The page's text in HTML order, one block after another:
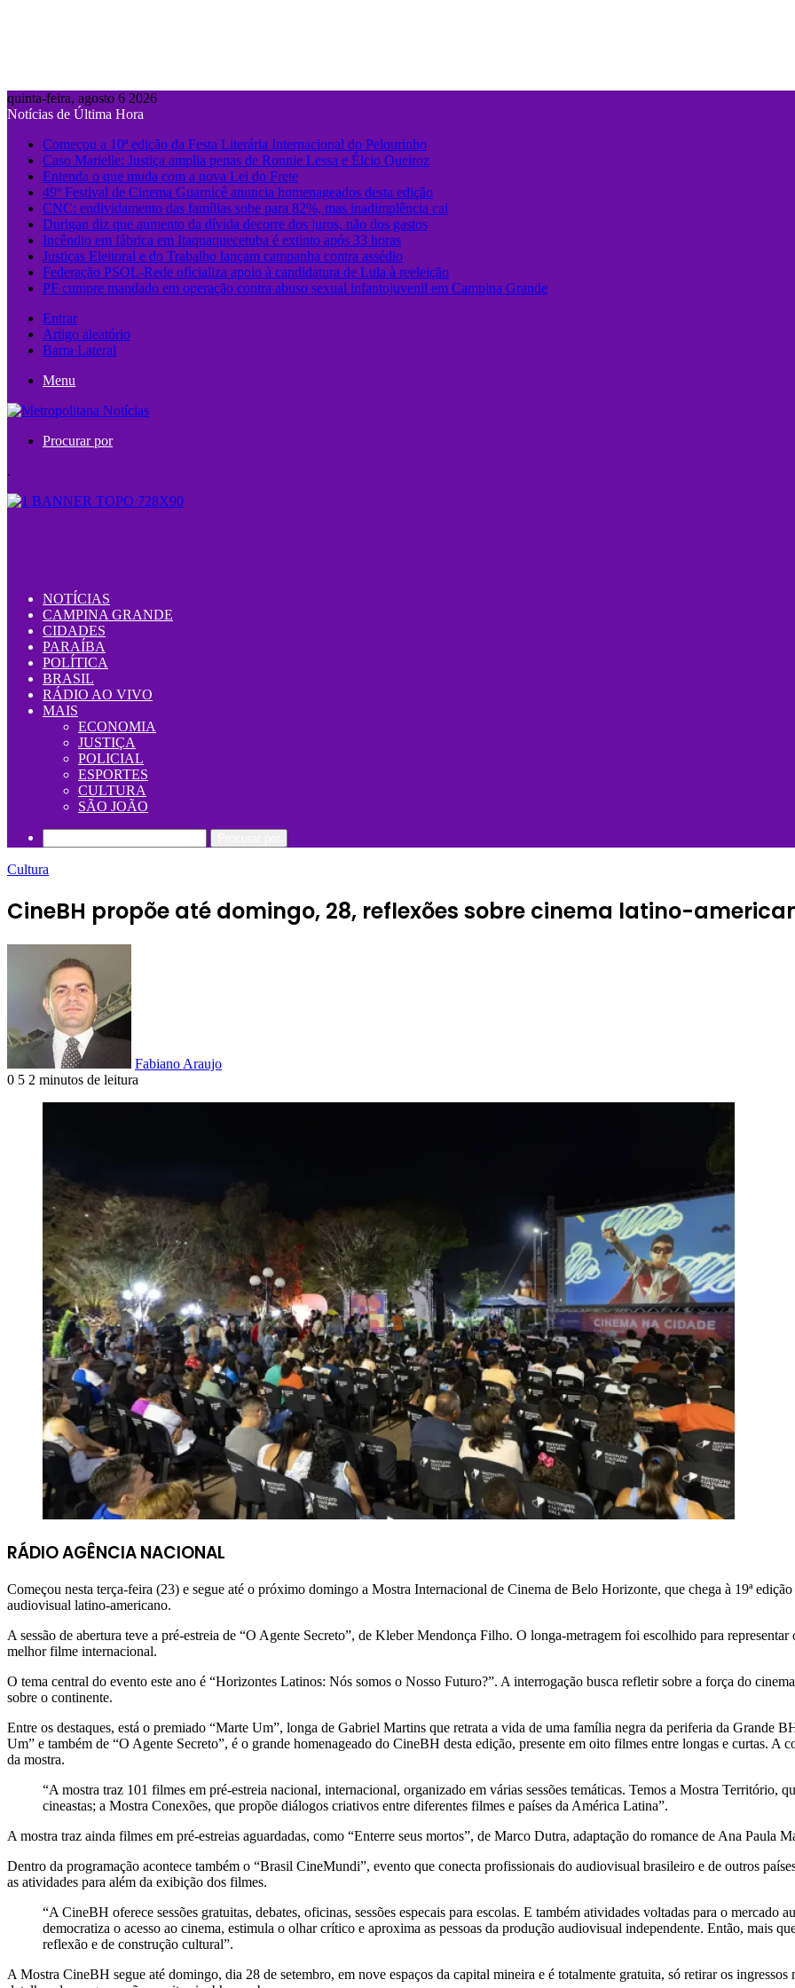
quinta-feira, agosto 6 2026
Notícias de Última Hora
Começou a 10ª edição da Festa Literária Internacional do Pelourinho
Caso Marielle: Justiça amplia penas de Ronnie Lessa e Élcio Queiroz
Entenda o que muda com a nova Lei do Frete
49º Festival de Cinema Guarnicê anuncia homenageados desta edição
CNC: endividamento das famílias sobe para 82%, mas inadimplência cai
Durigan diz que aumento da dívida decorre dos juros, não dos gastos
Incêndio em fábrica em Itaquaquecetuba é extinto após 33 horas
Justiças Eleitoral e do Trabalho lançam campanha contra assédio
Federação PSOL-Rede oficializa apoio à candidatura de Lula à reeleição
PF cumpre mandado em operação contra abuso sexual infantojuvenil em Campina Grande
Entrar
Artigo aleatório
Barra Lateral
Menu
Procurar por
.
NOTÍCIAS
CAMPINA GRANDE
CIDADES
PARAÍBA
POLÍTICA
BRASIL
RÁDIO AO VIVO
MAIS
ECONOMIA
JUSTIÇA
POLICIAL
ESPORTES
CULTURA
SÃO JOÃO
Cultura
CineBH propõe até domingo, 28, reflexões sobre cinema latino-
Fabiano Araujo
0 5 2 minutos de leitura
RÁDIO AGÊNCIA NACIONAL
Começou nesta terça-feira (23) e segue até o próximo domingo a Mostra Internacional de Cinema de Belo Horizonte, que chega à 19ª
audiovisual latino-americano.
A sessão de abertura teve a pré-estreia de “O Agente Secreto”, de Kleber Mendonça Filho. O longa-metragem foi escolhido para
melhor filme internacional.
O tema central do evento este ano é “Horizontes Latinos: Nós somos o Nosso Futuro?”. A interrogação busca refletir sobre a força do
sobre o continente.
Entre os destaques, está o premiado “Marte Um”, longa de Gabriel Martins que retrata a vida de uma família negra da periferia da Grande
Um” e também de “O Agente Secreto”, é o grande homenageado do CineBH desta edição, presente em oito filmes entre longas e curtas.
da mostra.
“A mostra traz 101 filmes em pré-estreia nacional, internacional, organizado em várias sessões temáticas. Temos a Mostra Território,
cineastas; a Mostra Conexões, que propõe diálogos criativos entre diferentes filmes e países da América Latina”.
A mostra traz ainda filmes em pré-estreias aguardadas, como “Enterre seus mortos”, de Marco Dutra, adaptação do romance de Ana Paula
Dentro da programação acontece também o “Brasil CineMundi”, evento que conecta profissionais do audiovisual brasileiro e de outros
as atividades para além da exibição dos filmes.
“A CineBH oferece sessões gratuitas, debates, oficinas, sessões especais para escolas. E também atividades voltadas para o
democratiza o acesso ao cinema, estimula o olhar crítico e aproxima as pessoas da produção audiovisual independente. Então, mais
reflexão e de construção cultural”.
A Mostra CineBH segue até domingo, dia 28 de setembro, em nove espaços da capital mineira e é totalmente gratuita, só retirar os ingressos